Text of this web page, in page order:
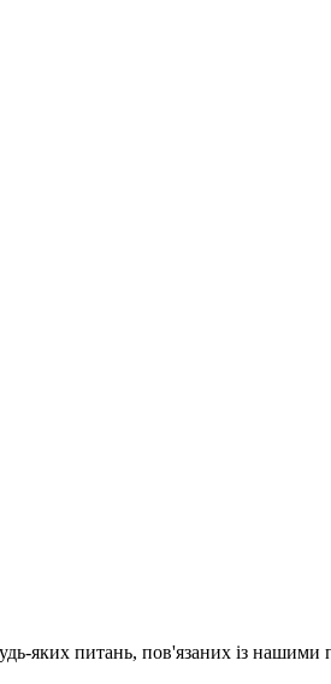
яких питань, пов'язаних із нашими